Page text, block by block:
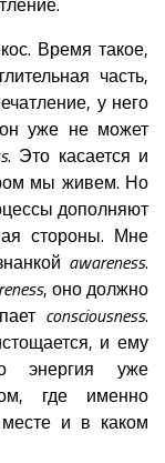
Время такое,
часть,
у него
он уже не может
. Это касается и
мы живем. Но
дополняют
стороны. Мне
awareness.
, оно должно
consciousness.
и ему
энергия уже
где именно
и в каком